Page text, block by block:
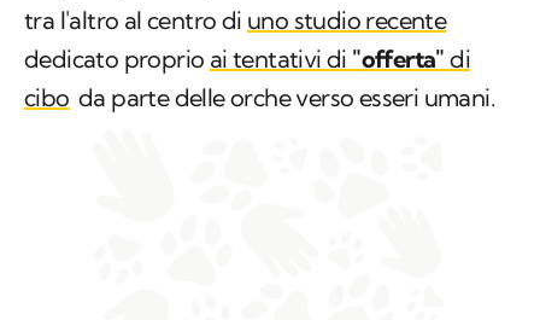
tra l'altro al centro di uno studio recente
dedicato proprio ai tentativi di "offerta" di
cibo da parte delle orche verso esseri umani.